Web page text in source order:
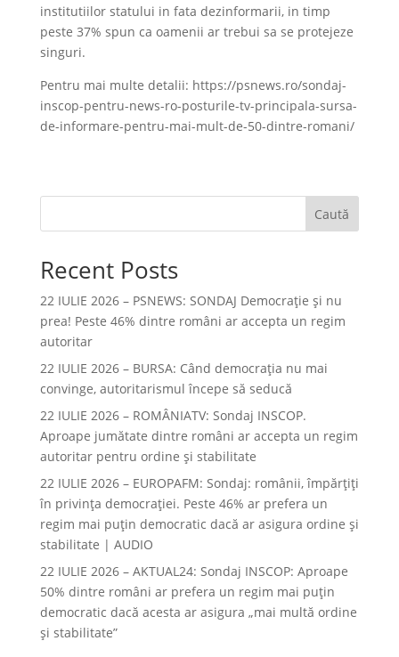
institutiilor statului in fata dezinformarii, in timp
peste 37% spun ca oamenii ar trebui sa se protejeze
singuri.
Pentru mai multe detalii: https://psnews.ro/sondaj-
inscop-pentru-news-ro-posturile-tv-principala-sursa-
de-informare-pentru-mai-mult-de-50-dintre-romani/
Caută
Recent Posts
22 IULIE 2026 – PSNEWS: SONDAJ Democrație și nu
prea! Peste 46% dintre români ar accepta un regim
autoritar
22 IULIE 2026 – BURSA: Când democraţia nu mai
convinge, autoritarismul începe să seducă
22 IULIE 2026 – ROMÂNIATV: Sondaj INSCOP.
Aproape jumătate dintre români ar accepta un regim
autoritar pentru ordine și stabilitate
22 IULIE 2026 – EUROPAFM: Sondaj: românii, împărțiți
în privința democrației. Peste 46% ar prefera un
regim mai puțin democratic dacă ar asigura ordine și
stabilitate | AUDIO
22 IULIE 2026 – AKTUAL24: Sondaj INSCOP: Aproape
50% dintre români ar prefera un regim mai puțin
democratic dacă acesta ar asigura „mai multă ordine
și stabilitate”